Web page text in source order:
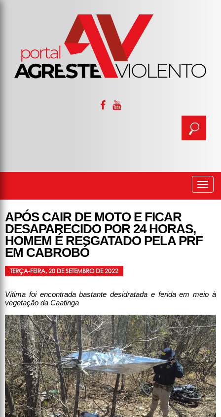
APÓS CAIR DE MOTO E FICAR
DESAPARECIDO POR 24 HORAS,
HOMEM É RESGATADO PELA PRF
EM CABROBÓ
TERÇA-FEIRA, 20 DE SETEMBRO DE 2022
Vítima foi encontrada bastante desidratada e ferida em meio à
vegetação da Caatinga